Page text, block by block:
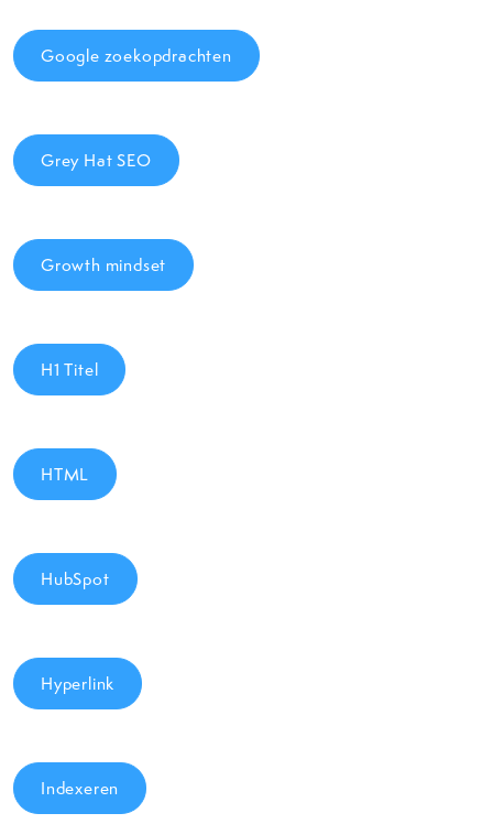
Google zoekopdrachten
Grey Hat SEO
Growth mindset
H1 Titel
HTML
HubSpot
Hyperlink
Indexeren